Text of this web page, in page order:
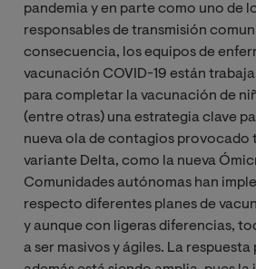
pandemia y en parte como uno de
responsables de transmisión
consecuencia, los equipos de
vacunación COVID-19 están
para completar la vacunación de
(entre otras) una estrategia clave
nueva ola de contagios provocado
variante Delta, como la nueva
Comunidades autónomas han
respecto diferentes planes de
y aunque con ligeras diferencias,
a ser masivos y ágiles. La